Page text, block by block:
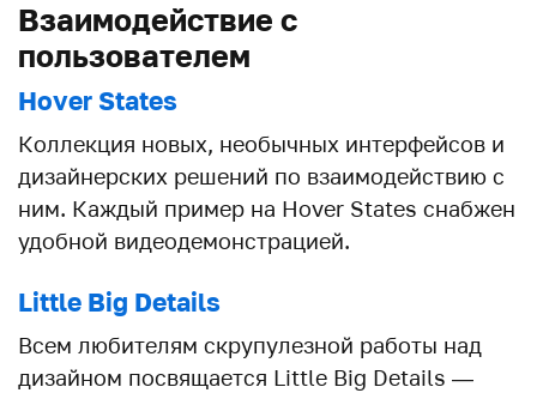
Взаимодействие с
пользователем
Hover States
Коллекция новых, необычных интерфейсов и
дизайнерских решений по взаимодействию с
ним. Каждый пример на Hover States снабжен
удобной видеодемонстрацией.
Little Big Details
Всем любителям скрупулезной работы над
дизайном посвящается Little Big Details —